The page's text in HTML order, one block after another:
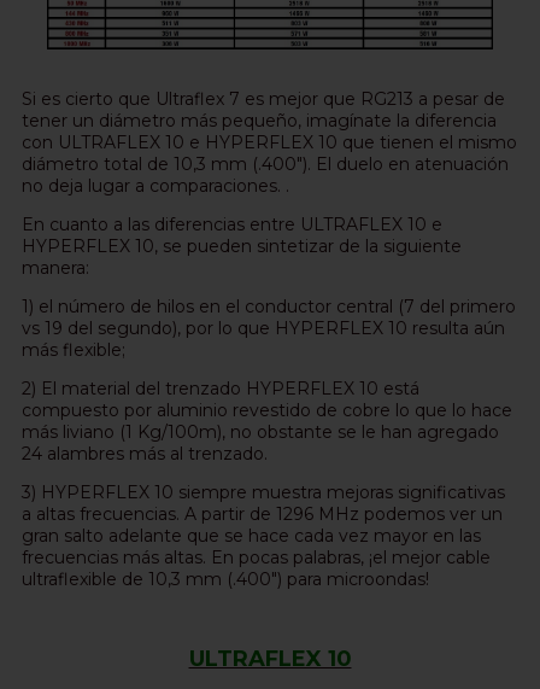
Si es cierto que Ultraflex 7 es mejor que RG213 a pesar de
tener un diámetro más pequeño, imagínate la diferencia
con ULTRAFLEX 10 e HYPERFLEX 10 que tienen el mismo
diámetro total de 10,3 mm (.400"). El duelo en atenuación
no deja lugar a comparaciones. .
En cuanto a las diferencias entre ULTRAFLEX 10 e
HYPERFLEX 10, se pueden sintetizar de la siguiente
manera:
1) el número de hilos en el conductor central (7 del primero
vs 19 del segundo), por lo que HYPERFLEX 10 resulta aún
más flexible;
2) El material del trenzado HYPERFLEX 10 está
compuesto por aluminio revestido de cobre lo que lo hace
más liviano (1 Kg/100m), no obstante se le han agregado
24 alambres más al trenzado.
3) HYPERFLEX 10 siempre muestra mejoras significativas
a altas frecuencias. A partir de 1296 MHz podemos ver un
gran salto adelante que se hace cada vez mayor en las
frecuencias más altas. En pocas palabras, ¡el mejor cable
ultraflexible de 10,3 mm (.400") para microondas!
ULTRAFLEX 10